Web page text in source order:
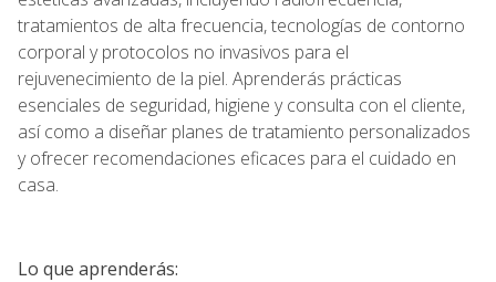
tratamientos de alta frecuencia, tecnologías de contorno
corporal y protocolos no invasivos para el
rejuvenecimiento de la piel. Aprenderás prácticas
esenciales de seguridad, higiene y consulta con el cliente,
así como a diseñar planes de tratamiento personalizados
y ofrecer recomendaciones eficaces para el cuidado en
casa.
Lo que aprenderás: